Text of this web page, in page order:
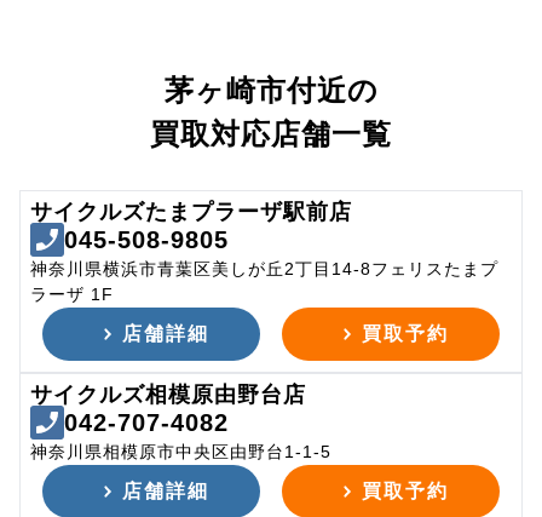
茅ヶ崎市付近の
買取対応店舗一覧
サイクルズたまプラーザ駅前店
045-508-9805
神奈川県横浜市青葉区美しが丘2丁目14-8フェリスたまプ
ラーザ 1F
店舗詳細 買取予約
サイクルズ相模原由野台店
042-707-4082
神奈川県相模原市中央区由野台1-1-5
店舗詳細 買取予約